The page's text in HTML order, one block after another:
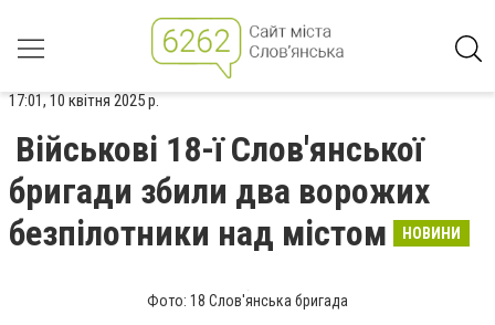
17:01, 10 квітня 2025 р.
Військові 18-ї Слов'янської
бригади збили два ворожих
безпілотники над містом
НОВИНИ
Фото: 18 Слов'янська бригада